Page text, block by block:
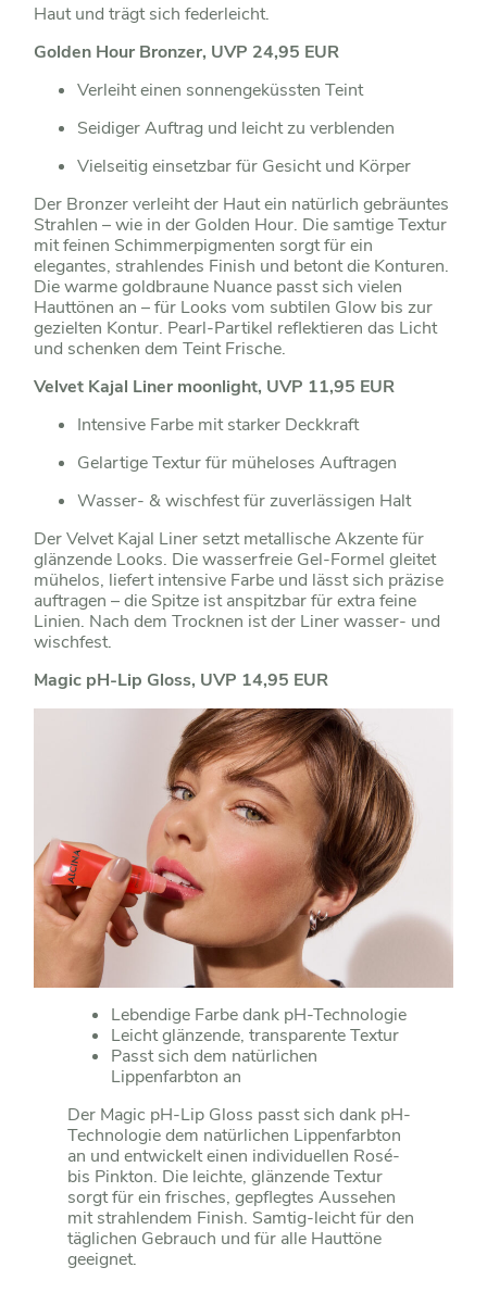
Haut und trägt sich federleicht.
Golden Hour Bronzer, UVP 24,95 EUR
Verleiht einen sonnengeküssten Teint
Seidiger Auftrag und leicht zu verblenden
Vielseitig einsetzbar für Gesicht und Körper
Der Bronzer verleiht der Haut ein natürlich gebräuntes
Strahlen – wie in der Golden Hour. Die samtige Textur
mit feinen Schimmerpigmenten sorgt für ein
elegantes, strahlendes Finish und betont die Konturen.
Die warme goldbraune Nuance passt sich vielen
Hauttönen an – für Looks vom subtilen Glow bis zur
gezielten Kontur. Pearl-Partikel reflektieren das Licht
und schenken dem Teint Frische.
Velvet Kajal Liner moonlight, UVP 11,95 EUR
Intensive Farbe mit starker Deckkraft
Gelartige Textur für müheloses Auftragen
Wasser- & wischfest für zuverlässigen Halt
Der Velvet Kajal Liner setzt metallische Akzente für
glänzende Looks. Die wasserfreie Gel-Formel gleitet
mühelos, liefert intensive Farbe und lässt sich präzise
auftragen – die Spitze ist anspitzbar für extra feine
Linien. Nach dem Trocknen ist der Liner wasser- und
wischfest.
Magic pH-Lip Gloss, UVP 14,95 EUR
Lebendige Farbe dank pH-Technologie
Leicht glänzende, transparente Textur
Passt sich dem natürlichen
Lippenfarbton an
Der Magic pH-Lip Gloss passt sich dank pH-
Technologie dem natürlichen Lippenfarbton
an und entwickelt einen individuellen Rosé-
bis Pinkton. Die leichte, glänzende Textur
sorgt für ein frisches, gepflegtes Aussehen
mit strahlendem Finish. Samtig-leicht für den
täglichen Gebrauch und für alle Hauttöne
geeignet.